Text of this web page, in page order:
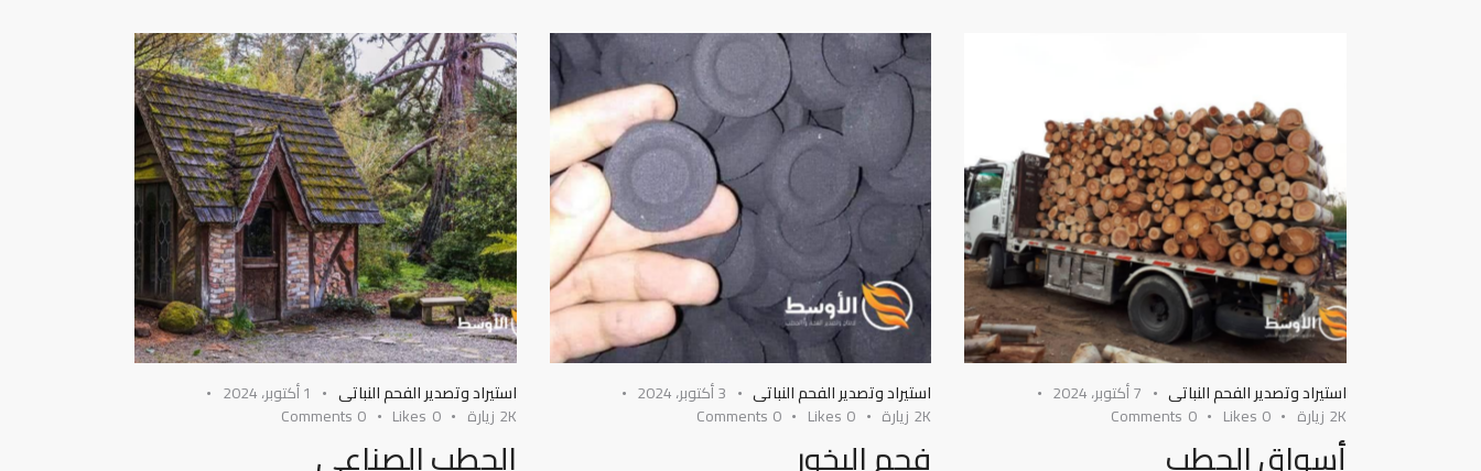
استيراد وتصدير الفحم النباتى
7 أكتوبر، 2024
2K زيارة 0
Likes
0
Comments
أسواق الحطب
استيراد وتصدير الفحم النباتى
3 أكتوبر، 2024
2K زيارة 0
Likes
0
Comments
فحم البخور
استيراد وتصدير الفحم النباتى
1 أكتوبر، 2024
2K زيارة 0
Likes
0
Comments
الحطب الصناعي